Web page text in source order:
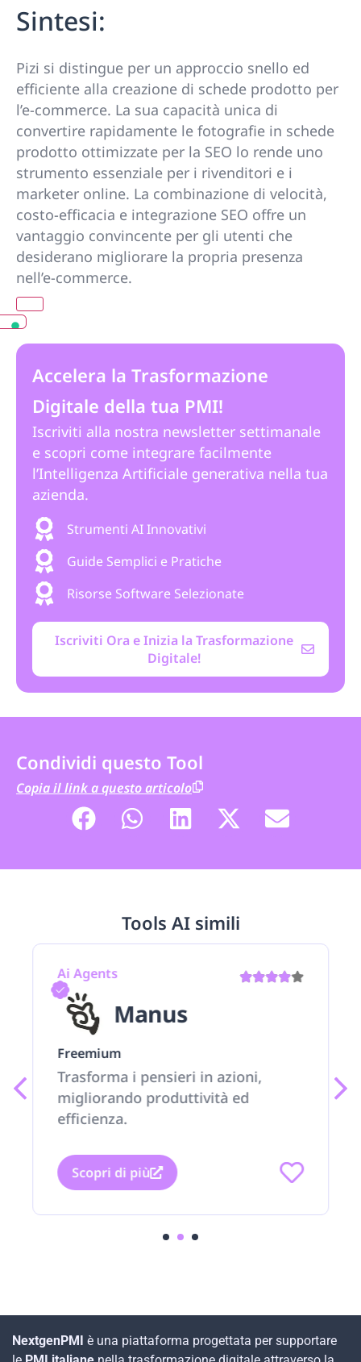
Sintesi:
Pizi si distingue per un approccio snello ed
efficiente alla creazione di schede prodotto per
l’e-commerce. La sua capacità unica di
convertire rapidamente le fotografie in schede
prodotto ottimizzate per la SEO lo rende uno
strumento essenziale per i rivenditori e i
marketer online. La combinazione di velocità,
costo-efficacia e integrazione SEO offre un
vantaggio convincente per gli utenti che
desiderano migliorare la propria presenza
nell’e-commerce.
Accelera la Trasformazione
Digitale della tua PMI!
Iscriviti alla nostra newsletter settimanale
e scopri come integrare facilmente
l’Intelligenza Artificiale generativa nella tua
azienda.
Strumenti AI Innovativi
Guide Semplici e Pratiche
Risorse Software Selezionate
Iscriviti Ora e Inizia la Trasformazione
Digitale!
Condividi questo Tool
Copia il link a questo articolo
Tools AI simili
Ai Agents
Manus
Freemium
Trasforma i pensieri in azioni,
migliorando produttività ed
efficienza.
Scopri di più
NextgenPMI è una piattaforma progettata per supportare